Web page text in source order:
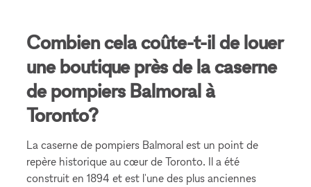
Combien cela coûte-t-il de louer
une boutique près de la caserne
de pompiers Balmoral à
Toronto?
La caserne de pompiers Balmoral est un point de
repère historique au cœur de Toronto. Il a été
construit en 1894 et est l'une des plus anciennes